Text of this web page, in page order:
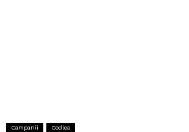
Campanii Codlea